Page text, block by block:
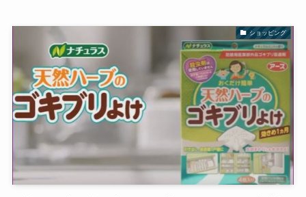
ショッピング